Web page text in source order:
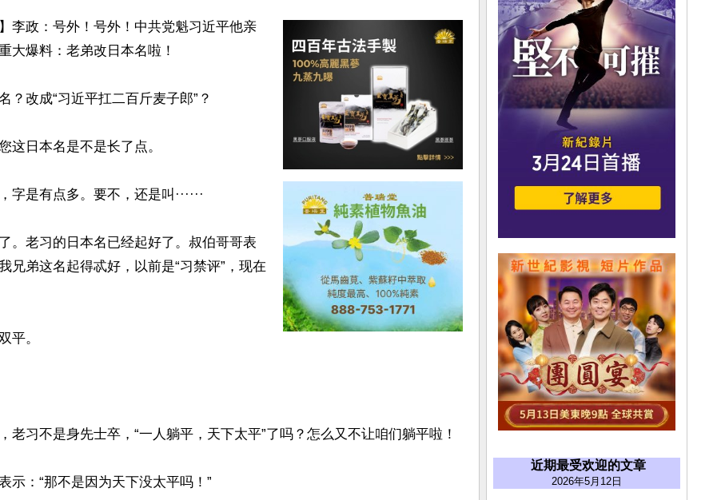
李政：号外！号外！中共党魁习近平他亲
大爆料：老弟改日本名啦！
？改成“习近平扛二百斤麦子郎”？
这日本名是不是长了点。
字是有点多。要不，还是叫······
。老习的日本名已经起好了。叔伯哥哥表
兄弟这名起得忒好，以前是“习禁评”，现在
平。
老习不是身先士卒，“一人躺平，天下太平”了吗？怎么又不让咱们躺平啦！
示：“那不是因为天下没太平吗！”
近期最受欢迎的文章
2026年5月12日